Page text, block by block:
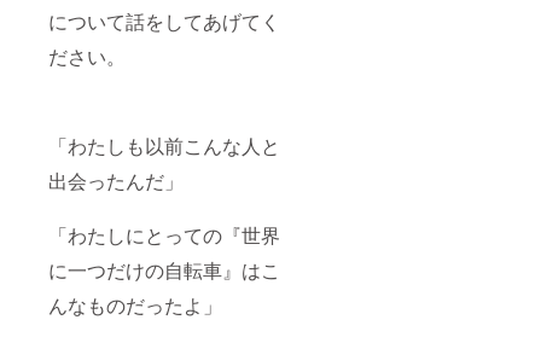
について話をしてあげてく
ださい。
「わたしも以前こんな人と
出会ったんだ」
「わたしにとっての『世界
に一つだけの自転車』はこ
んなものだったよ」